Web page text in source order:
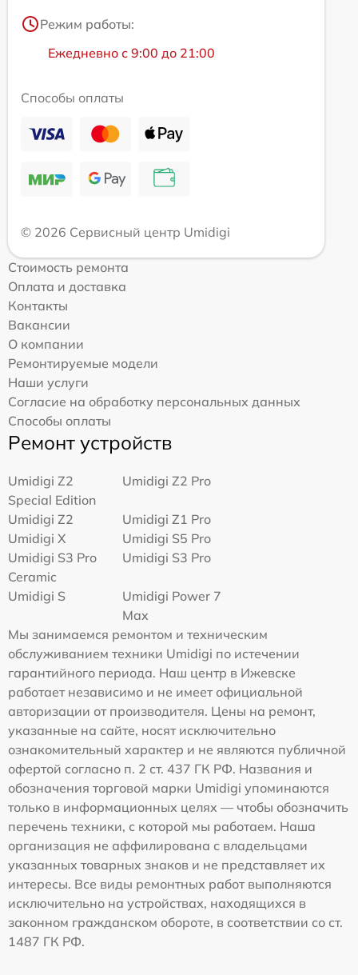
Режим работы:
Ежедневно с 9:00 до 21:00
Способы оплаты
© 2026 Сервисный центр Umidigi
Стоимость ремонта
Оплата и доставка
Контакты
Вакансии
О компании
Ремонтируемые модели
Наши услуги
Согласие на обработку персональных данных
Способы оплаты
Ремонт устройств
Umidigi Z2
Special Edition
Umidigi Z2 Pro
Umidigi Z2
Umidigi Z1 Pro
Umidigi X
Umidigi S5 Pro
Umidigi S3 Pro
Ceramic
Umidigi S3 Pro
Umidigi S
Umidigi Power 7
Max
Мы занимаемся ремонтом и техническим
обслуживанием техники Umidigi по истечении
гарантийного периода. Наш центр в Ижевске
работает независимо и не имеет официальной
авторизации от производителя. Цены на ремонт,
указанные на сайте, носят исключительно
ознакомительный характер и не являются публичной
офертой согласно п. 2 ст. 437 ГК РФ. Названия и
обозначения торговой марки Umidigi упоминаются
только в информационных целях — чтобы обозначить
перечень техники, с которой мы работаем. Наша
организация не аффилирована с владельцами
указанных товарных знаков и не представляет их
интересы. Все виды ремонтных работ выполняются
исключительно на устройствах, находящихся в
законном гражданском обороте, в соответствии со ст.
1487 ГК РФ.